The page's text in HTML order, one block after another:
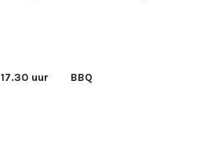
17.30 uur BBQ